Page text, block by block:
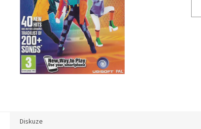
Diskuze